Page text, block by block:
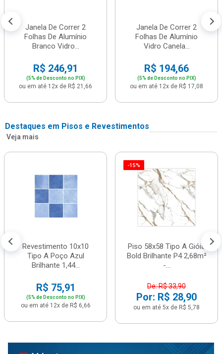
Janela De Correr 2
Folhas De Alumínio
Branco Vidro...
R$ 246,91
(5% de Desconto no PIX)
ou em até 12x de R$ 21,66
Janela De Correr 2
Folhas De Alumínio
Vidro Canela...
R$ 194,66
(5% de Desconto no PIX)
ou em até 12x de R$ 17,08
Destaques em Pisos e Revestimentos
Veja mais
Revestimento 10x10
Tipo A Poço Azul
Brilhante 1,44...
R$ 75,91
(5% de Desconto no PIX)
ou em até 12x de R$ 6,66
-15%
Piso 58x58 Tipo A Gióia
Bold Brilhante P4 2,68m²
-...
De: R$ 33,90
Por: R$ 28,90
ou em até 5x de R$ 5,78